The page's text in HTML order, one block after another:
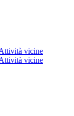
vicine
vicine